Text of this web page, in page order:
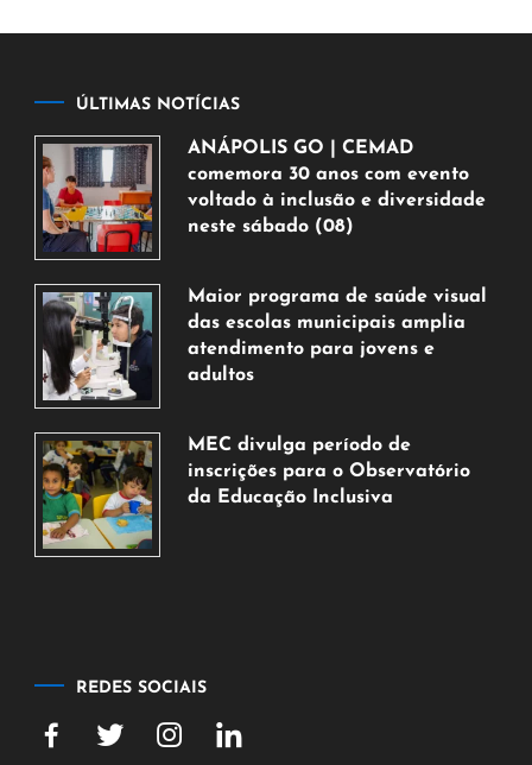
ÚLTIMAS NOTÍCIAS
ANÁPOLIS GO | CEMAD
comemora 30 anos com evento
voltado à inclusão e diversidade
neste sábado (08)
de
agosto
de
2026
Maior programa de saúde visual
das escolas municipais amplia
atendimento para jovens e
adultos
de
agosto
de
MEC divulga período de
inscrições para o Observatório
da Educação Inclusiva
REDES SOCIAIS